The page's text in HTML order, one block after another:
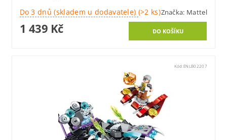
Do 3 dnů (skladem u dodavatele) (>2 ks)Značka: Mattel
1 439 Kč
Kód:ENLB02207